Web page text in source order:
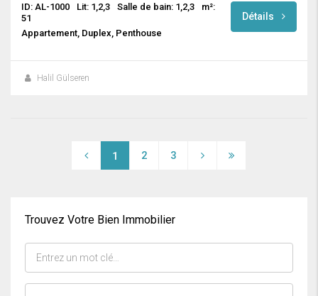
ID: AL-1000 Lit: 1,2,3 Salle de bain: 1,2,3
m²:
51
Appartement, Duplex, Penthouse
Détails
Halil Gülseren
1 2 3
Trouvez Votre Bien Immobilier